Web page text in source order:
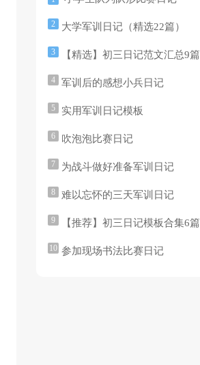
2 大学军训日记（精选22篇）
3 【精选】初三日记范文汇总9篇
4 军训后的感想小兵日记
5 实用军训日记模板
6 吹泡泡比赛日记
7 为战斗做好准备军训日记
8 难以忘怀的三天军训日记
9 【推荐】初三日记模板合集6篇
10 参加现场书法比赛日记